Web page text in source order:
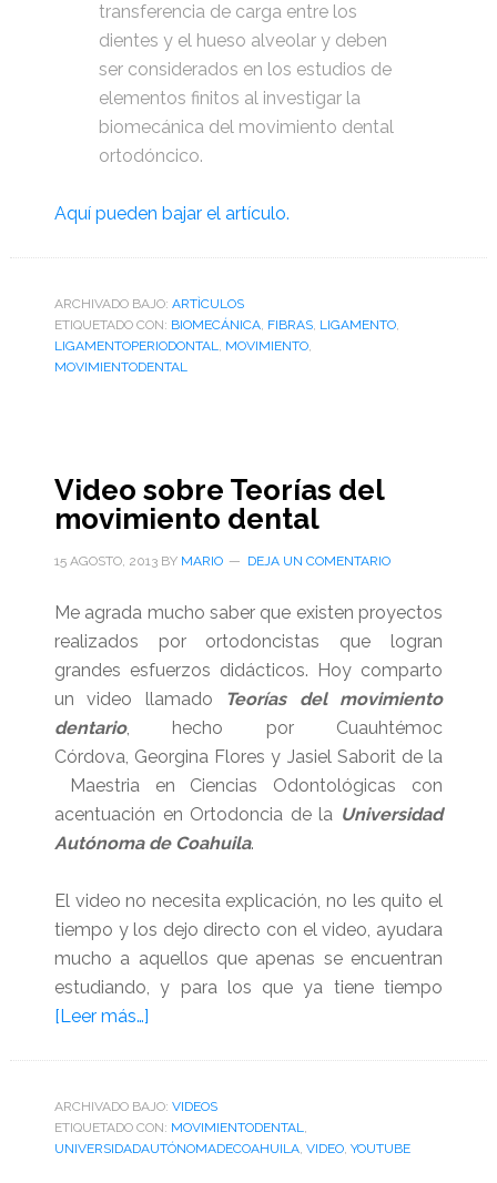
transferencia de carga entre los
dientes y el hueso alveolar y deben
ser considerados en los estudios de
elementos finitos al investigar la
biomecánica del movimiento dental
ortodóncico.
Aquí pueden bajar el artículo.
ARCHIVADO BAJO: ARTÌCULOS
ETIQUETADO CON: BIOMECÁNICA, FIBRAS, LIGAMENTO,
LIGAMENTOPERIODONTAL, MOVIMIENTO,
MOVIMIENTODENTAL
Video sobre Teorías del
movimiento dental
15 AGOSTO, 2013BY MARIO DEJA UN COMENTARIO
Me agrada mucho saber que existen proyectos
realizados por ortodoncistas que logran
grandes esfuerzos didácticos. Hoy comparto
un video llamado Teorías del movimiento
dentario, hecho por Cuauhtémoc
Córdova, Georgina Flores y Jasiel Saborit de la
Maestria en Ciencias Odontológicas con
acentuación en Ortodoncia de la Universidad
Autónoma de Coahuila.
El video no necesita explicación, no les quito el
tiempo y los dejo directo con el video, ayudara
mucho a aquellos que apenas se encuentran
estudiando, y para los que ya tiene tiempo
[Leer más…]acerca
sobre
Teorías
del
ARCHIVADO BAJO: VIDEOS
ETIQUETADO CON: MOVIMIENTODENTAL,
UNIVERSIDADAUTÓNOMADECOAHUILA, VIDEO, YOUTUBE